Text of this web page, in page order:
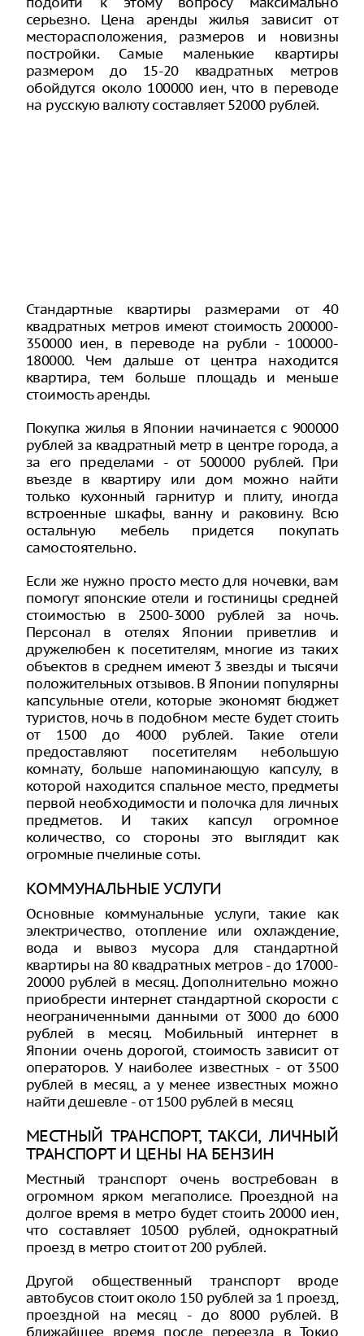
серьезно. Цена аренды жилья зависит от
месторасположения, размеров и новизны
постройки. Самые маленькие квартиры
размером до 15-20 квадратных метров
обойдутся около 100000 иен, что в переводе
на русскую валюту составляет 52000 рублей.
Стандартные квартиры размерами от 40
квадратных метров имеют стоимость 200000-
350000 иен, в переводе на рубли - 100000-
180000. Чем дальше от центра находится
квартира, тем больше площадь и меньше
стоимость аренды.
Покупка жилья в Японии начинается с 900000
рублей за квадратный метр в центре города, а
за его пределами - от 500000 рублей. При
въезде в квартиру или дом можно найти
только кухонный гарнитур и плиту, иногда
встроенные шкафы, ванну и раковину. Всю
остальную мебель придется покупать
самостоятельно.
Если же нужно просто место для ночевки, вам
помогут японские отели и гостиницы средней
стоимостью в 2500-3000 рублей за ночь.
Персонал в отелях Японии приветлив и
дружелюбен к посетителям, многие из таких
объектов в среднем имеют 3 звезды и тысячи
положительных отзывов. В Японии популярны
капсульные отели, которые экономят бюджет
туристов, ночь в подобном месте будет стоить
от 1500 до 4000 рублей. Такие отели
предоставляют посетителям небольшую
комнату, больше напоминающую капсулу, в
которой находится спальное место, предметы
первой необходимости и полочка для личных
предметов. И таких капсул огромное
количество, со стороны это выглядит как
огромные пчелиные соты.
КОММУНАЛЬНЫЕ УСЛУГИ
Основные коммунальные услуги, такие как
электричество, отопление или охлаждение,
вода и вывоз мусора для стандартной
квартиры на 80 квадратных метров - до 17000-
20000 рублей в месяц. Дополнительно можно
приобрести интернет стандартной скорости с
неограниченными данными от 3000 до 6000
рублей в месяц. Мобильный интернет в
Японии очень дорогой, стоимость зависит от
операторов. У наиболее известных - от 3500
рублей в месяц, а у менее известных можно
найти дешевле - от 1500 рублей в месяц
МЕСТНЫЙ ТРАНСПОРТ, ТАКСИ, ЛИЧНЫЙ
ТРАНСПОРТ И ЦЕНЫ НА БЕНЗИН
Местный транспорт очень востребован в
огромном ярком мегаполисе. Проездной на
долгое время в метро будет стоить 20000 иен,
что составляет 10500 рублей, однократный
проезд в метро стоит от 200 рублей.
Другой общественный транспорт вроде
автобусов стоит около 150 рублей за 1 проезд,
проездной на месяц - до 8000 рублей. В
ближайшее время после переезда в Токио